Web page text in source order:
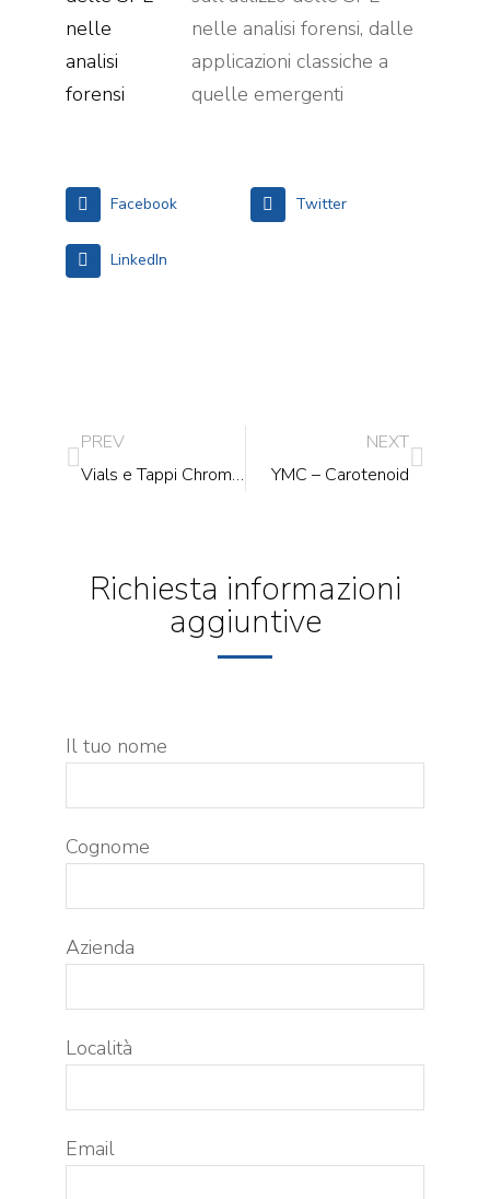
nelle analisi forensi, dalle
applicazioni classiche a
quelle emergenti
Facebook Twitter
LinkedIn
PREV
Vials e Tappi Chrom4: Qualità e Affidabilità per il Tuo Laboratorio
NEXT
YMC – Carotenoid
Richiesta informazioni
aggiuntive
Il tuo nome
Cognome
Azienda
Località
Email